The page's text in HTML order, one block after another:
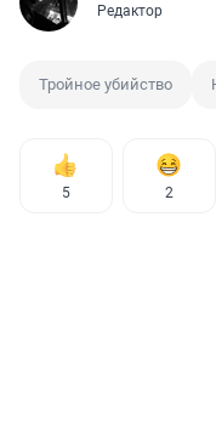
Редактор
Тройное убийство
5 2